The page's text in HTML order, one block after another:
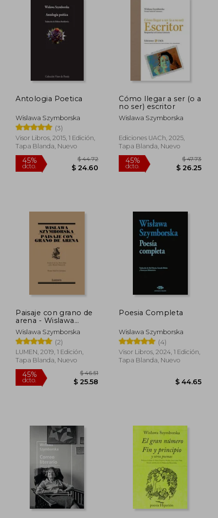
45%
dcto.
Antologia Poetica
Wislawa Szymborska
(3)
Visor Libros, 2015, 1 Edición,
Tapa Blanda, Nuevo
Cómo llegar a ser (o a
no ser) escritor
Wislawa Szymborska
Ediciones UACh, 2025,
Tapa Blanda, Nuevo
45%
dcto.
Paisaje con grano de
arena - Wislawa
Szymborska - Libro
Físico
Wislawa Szymborska
(2)
LUMEN, 2019, 1 Edición,
Tapa Blanda, Nuevo
45%
dcto. $ 25.58
Poesia Completa
Wislawa Szymborska
(4)
Visor Libros, 2024, 1 Edición,
Tapa Blanda, Nuevo